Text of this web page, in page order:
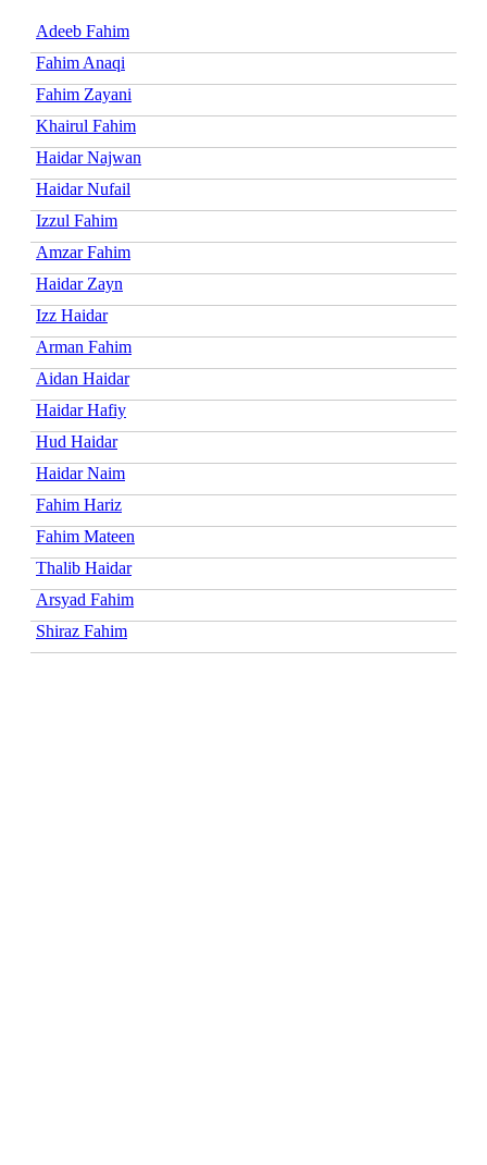
Adeeb Fahim
Fahim Anaqi
Fahim Zayani
Khairul Fahim
Haidar Najwan
Haidar Nufail
Izzul Fahim
Amzar Fahim
Haidar Zayn
Izz Haidar
Arman Fahim
Aidan Haidar
Haidar Hafiy
Hud Haidar
Haidar Naim
Fahim Hariz
Fahim Mateen
Thalib Haidar
Arsyad Fahim
Shiraz Fahim